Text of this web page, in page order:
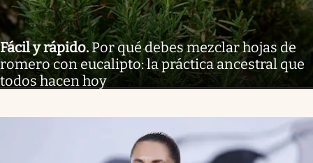
Fácil y rápido.Por qué debes mezclar hojas de
romero con eucalipto: la práctica ancestral que
todos hacen hoy